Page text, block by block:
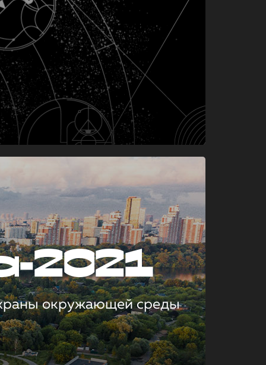
2021
окружающей среды